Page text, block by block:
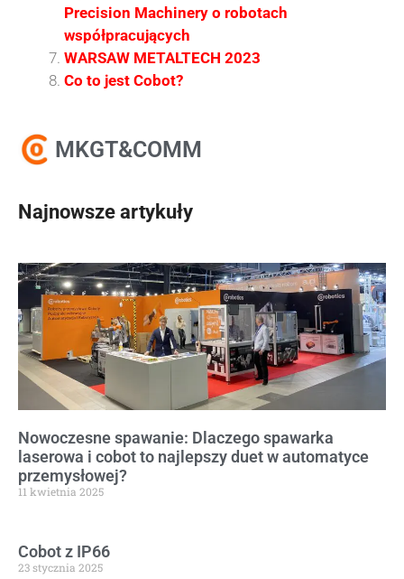
Precision Machinery o robotach
współpracujących
WARSAW METALTECH 2023
Co to jest Cobot?
MKGT&COMM
Najnowsze artykuły
Nowoczesne spawanie: Dlaczego spawarka
laserowa i cobot to najlepszy duet w automatyce
przemysłowej?
11 kwietnia 2025
Cobot z IP66
23 stycznia 2025